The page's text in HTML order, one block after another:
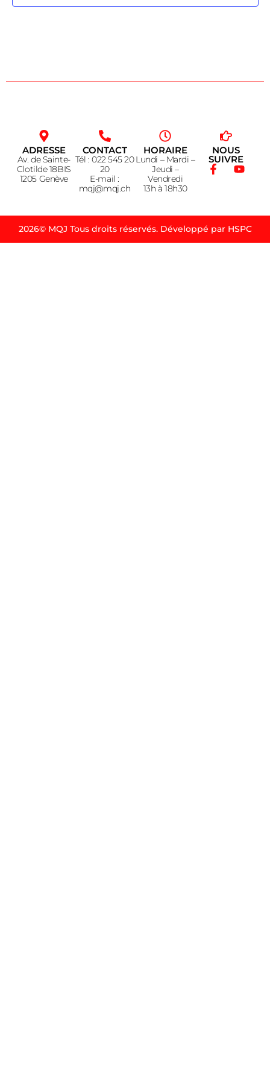
ADRESSE
Av. de Sainte-
Clotilde 18BIS
1205 Genève
CONTACT
Tél : 022 545 20
20
E-mail :
mqj@mqj.ch
HORAIRE
Lundi – Mardi –
Jeudi –
Vendredi
13h à 18h30
NOUS
SUIVRE
2026© MQJ Tous droits réservés. Développé par HSPC